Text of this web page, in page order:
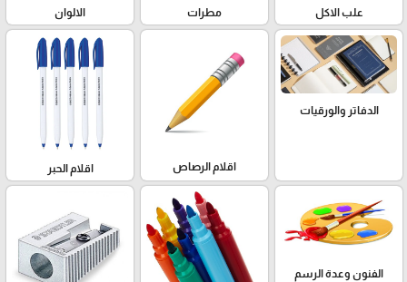
علب الاكل مطرات الالوان
الدفاتر والورقيات
اقلام الرصاص اقلام الحبر
الفنون وعدة الرسم